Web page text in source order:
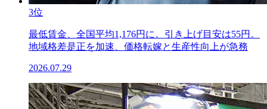
3位
最低賃金、全国平均1,176円に。引き上げ目安は55円。
地域格差是正を加速、価格転嫁と生産性向上が急務
2026.07.29